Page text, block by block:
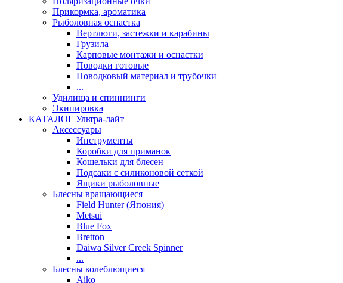
Прикормка, ароматика
Рыболовная оснастка
Вертлюги, застежки и карабины
Грузила
Карповые монтажи и оснастки
Поводки готовые
Поводковый материал и трубочки
...
Удилища и спиннинги
Экипировка
КАТАЛОГ Ультра-лайт
Аксессуары
Инструменты
Коробки для приманок
Кошельки для блесен
Подсаки с силиконовой сеткой
Ящики рыболовные
Блесны вращающиеся
Field Hunter (Япония)
Metsui
Blue Fox
Bretton
Daiwa Silver Creek Spinner
...
Блесны колеблющиеся
Aiko